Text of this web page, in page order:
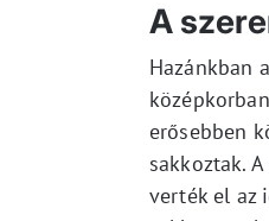
A
Hazánkban
erősebben
sakkoztak.
verték el az